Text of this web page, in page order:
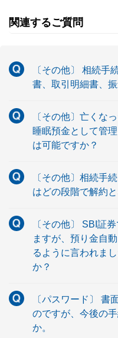
関連するご質問
〔その他〕 相続手
書、取引明細書、
〔その他〕亡くな
睡眠預金として管
は可能ですか？
〔その他〕相続手
はどの段階で解約
〔その他〕 SBI証
ますが、預り金自
るように言われま
か？
〔パスワード〕 書
のですが、今後の
か。